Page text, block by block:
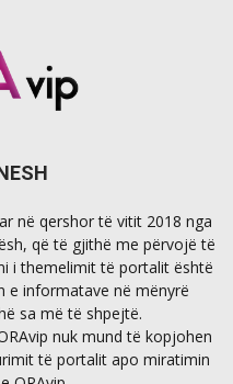
në qershor të vitit 2018 nga
që të gjithë me përvojë të
i themelimit të portalit është
e informatave në mënyrë
sa më të shpejtë.
nuk mund të kopjohen
të portalit apo miratimin